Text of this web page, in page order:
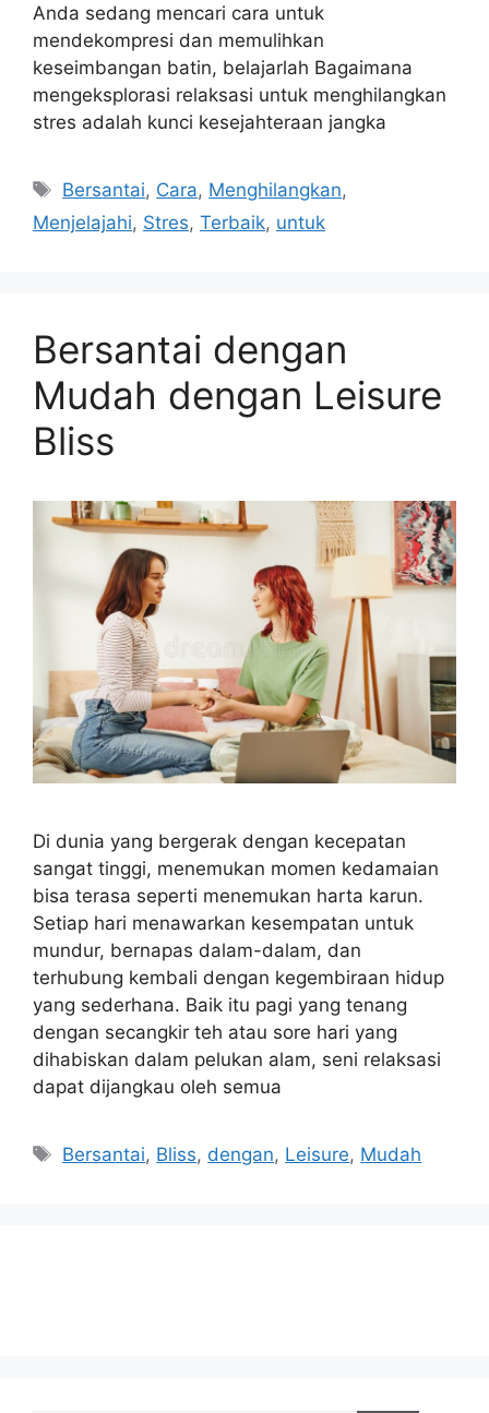
Anda sedang mencari cara untuk
mendekompresi dan memulihkan
keseimbangan batin, belajarlah Bagaimana
mengeksplorasi relaksasi untuk menghilangkan
stres adalah kunci kesejahteraan jangka
Tags
Bersantai, Cara, Menghilangkan,
Menjelajahi, Stres, Terbaik, untuk
Bersantai dengan
Mudah dengan Leisure
Bliss
Di dunia yang bergerak dengan kecepatan
sangat tinggi, menemukan momen kedamaian
bisa terasa seperti menemukan harta karun.
Setiap hari menawarkan kesempatan untuk
mundur, bernapas dalam-dalam, dan
terhubung kembali dengan kegembiraan hidup
yang sederhana. Baik itu pagi yang tenang
dengan secangkir teh atau sore hari yang
dihabiskan dalam pelukan alam, seni relaksasi
dapat dijangkau oleh semua
Tags
Bersantai, Bliss, dengan, Leisure, Mudah